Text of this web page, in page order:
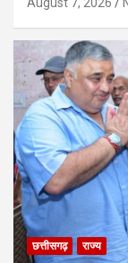
छत्तीसगढ़ राज्य